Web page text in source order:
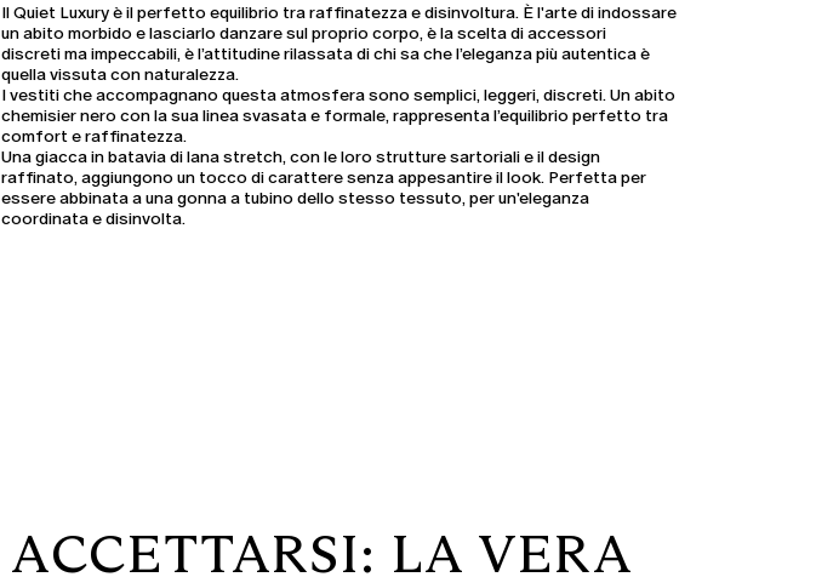
Il Quiet Luxury è il perfetto equilibrio tra raffinatezza e disinvoltura. È l'arte di indossare
unabito morbido e lasciarlo danzare sul proprio corpo, è la scelta diaccessori
discretima impeccabili, è l’attitudine rilassata di chi sa che l’eleganza più autentica è
quella vissuta con naturalezza.
I vestiti che accompagnano questa atmosfera sono semplici, leggeri, discreti. Unabito
chemisier nero con la sua linea svasata e formale, rappresenta l’equilibrio perfetto tra
comfort e raffinatezza.
Unagiacca in batavia di lana stretch, con le loro strutture sartoriali e il design
raffinato, aggiungono un tocco di carattere senza appesantire il look. Perfetta per
essere abbinata a una gonna a tubino dello stesso tessuto, per un'eleganza
coordinata e disinvolta.
ACCETTARSI: LA VERA